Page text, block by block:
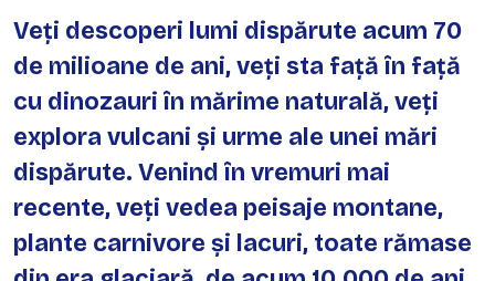
Veți descoperi lumi dispărute acum 70
de milioane de ani, veți sta față în față
cu dinozauri în mărime naturală, veți
explora vulcani și urme ale unei mări
dispărute. Venind în vremuri mai
recente, veți vedea peisaje montane,
plante carnivore și lacuri, toate rămase